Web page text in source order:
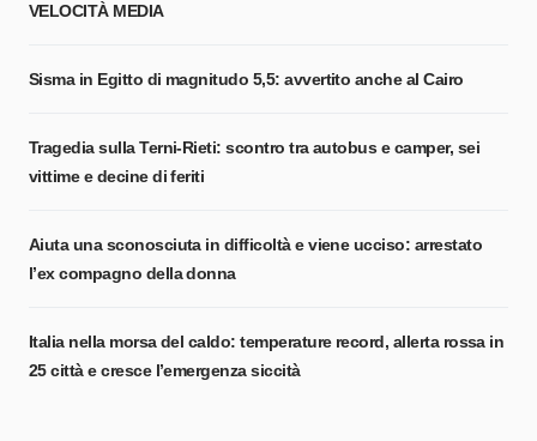
VELOCITÀ MEDIA
Sisma in Egitto di magnitudo 5,5: avvertito anche al Cairo
Tragedia sulla Terni-Rieti: scontro tra autobus e camper, sei
vittime e decine di feriti
Aiuta una sconosciuta in difficoltà e viene ucciso: arrestato
l’ex compagno della donna
Italia nella morsa del caldo: temperature record, allerta rossa in
25 città e cresce l’emergenza siccità